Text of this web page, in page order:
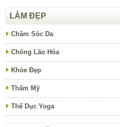
LÀM ĐẸP
Chăm Sóc Da
Chống Lão Hóa
Khỏe Đẹp
Thẩm Mỹ
Thể Dục Yoga